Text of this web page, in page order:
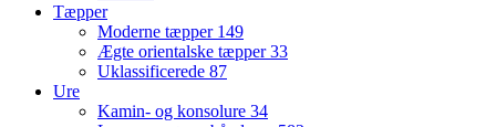
Tæpper
Moderne tæpper 149
Ægte orientalske tæpper33
Uklassificerede 87
Ure
Kamin- og konsolure 34